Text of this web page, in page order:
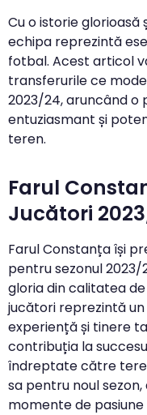
Cu o istorie
echipa reprezintă
fotbal. Acest articol
transferurile ce
2023/24, aruncând o
entuziasmant și
teren.
Farul
Jucători
Farul Constanța își
pentru sezonul
gloria din calitatea
jucători reprezintă
experiență și tinere
contribuția la
îndreptate către
sa pentru noul
momente de